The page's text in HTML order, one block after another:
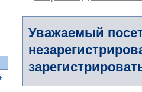
Уважаемый